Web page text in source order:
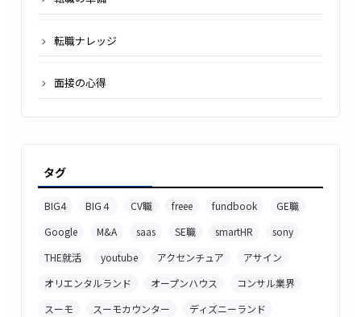
転職ナレッジ
面接の心得
タグ
BIG4 BIG４ CV職 freee fundbook
GE職
Google
M&A saas SE職 smartHR
sony
THE就活
youtube アクセンチュア
アサイン
オリエンタルランド
オープンハウス
コンサル業界
スーモ
スーモカウンター
ディズニーランド